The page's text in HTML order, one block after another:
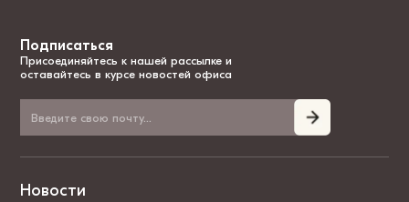
Подписаться
Присоединяйтесь к нашей рассылке и
оставайтесь в курсе новостей офиса
Новости